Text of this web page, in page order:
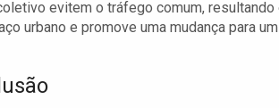
evitem o tráfego comum, resultando
urbano e promove uma mudança para